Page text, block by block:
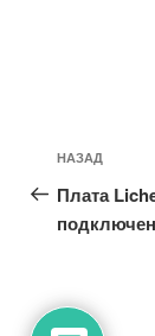
по
запись:
НАЗАД
Плата